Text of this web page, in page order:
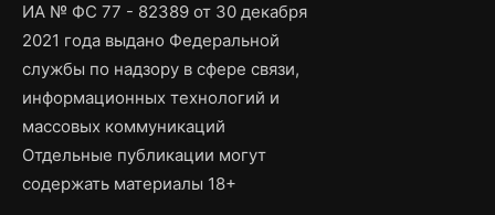
ИА № ФС 77 - 82389 от 30 декабря
2021 года выдано Федеральной
службы по надзору в сфере связи,
информационных технологий и
массовых коммуникаций
Отдельные публикации могут
содержать материалы 18+